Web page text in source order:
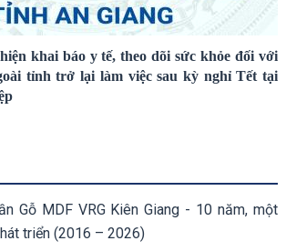
khai báo y tế, theo dõi sức khỏe đối với
tỉnh trở lại làm việc sau kỳ nghỉ Tết tại
Gỗ MDF VRG Kiên Giang - 10 năm, một
triển (2016 – 2026)